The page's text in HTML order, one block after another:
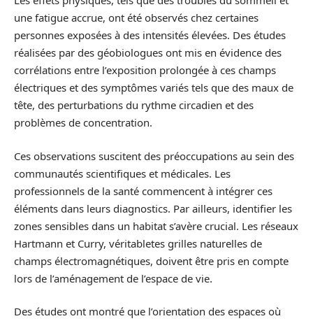
une fatigue accrue, ont été observés chez certaines
personnes exposées à des intensités élevées. Des études
réalisées par des géobiologues ont mis en évidence des
corrélations entre l’exposition prolongée à ces champs
électriques et des symptômes variés tels que des maux de
tête, des perturbations du rythme circadien et des
problèmes de concentration.
Ces observations suscitent des préoccupations au sein des
communautés scientifiques et médicales. Les
professionnels de la santé commencent à intégrer ces
éléments dans leurs diagnostics. Par ailleurs, identifier les
zones sensibles dans un habitat s’avère crucial. Les réseaux
Hartmann et Curry, véritabletes grilles naturelles de
champs électromagnétiques, doivent être pris en compte
lors de l’aménagement de l’espace de vie.
Des études ont montré que l’orientation des espaces où